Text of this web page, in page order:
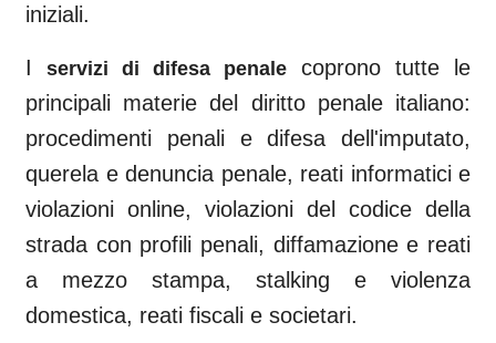
iniziali.
I servizi di difesa penale coprono tutte le
principali materie del diritto penale italiano:
procedimenti penali e difesa dell'imputato,
querela e denuncia penale, reati informatici e
violazioni online, violazioni del codice della
strada con profili penali, diffamazione e reati
a mezzo stampa, stalking e violenza
domestica, reati fiscali e societari.